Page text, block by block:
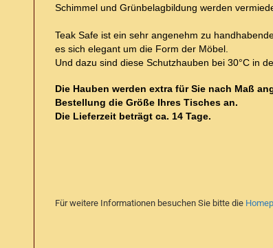
Schimmel und Grünbelagbildung werden
Teak Safe ist ein sehr angenehm zu
es sich elegant um die Form der Möbel.
Und dazu sind diese Schutzhauben bei 30°C in
Die Hauben werden extra für Sie nach Maß
Bestellung die Größe Ihres Tisches an.
Die Lieferzeit beträgt ca. 14 Tage.
Für weitere Informationen besuchen Sie bitte die